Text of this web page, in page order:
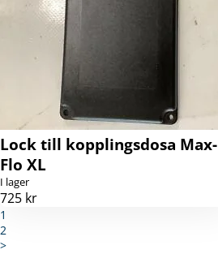
Lock till kopplingsdosa Max-
Flo XL
I lager
725 kr
1
2
>